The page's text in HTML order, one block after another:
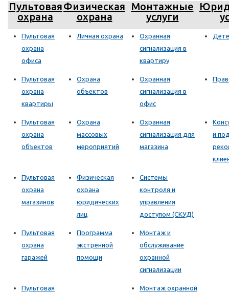
Пультовая
охрана
Физическая
охрана
Монтажные
услуги
Пультовая
охрана
офиса
Личная охрана
Охранная
сигнализация в
квартиру
Пультовая
охрана
квартиры
Охрана
объектов
Охранная
сигнализация в
офис
Пультовая
охрана
объектов
Охрана
массовых
мероприятий
Охранная
сигнализация для
магазина
и
Пультовая
охрана
магазинов
Физическая
охрана
юридических
лиц
Системы
контроля и
управления
доступом (СКУД)
Пультовая
охрана
гаражей
Программа
экстренной
помощи
Монтаж и
обслуживание
охранной
сигнализации
Пультовая Монтаж охранной